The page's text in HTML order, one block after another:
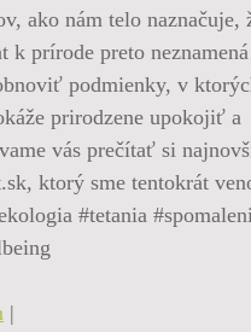
ako nám telo naznačuje,
k prírode preto
podmienky, v
prirodzene upokojiť a
vás prečítať si
ktorý sme tentokrát
#tetania
|